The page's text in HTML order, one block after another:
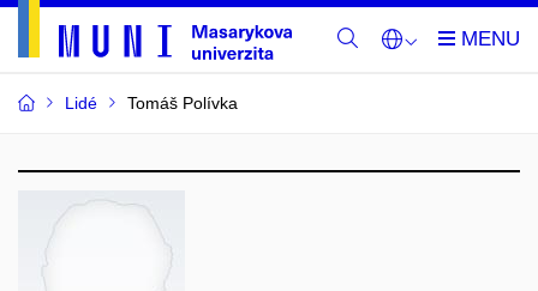
Lidé Tomáš Polívka